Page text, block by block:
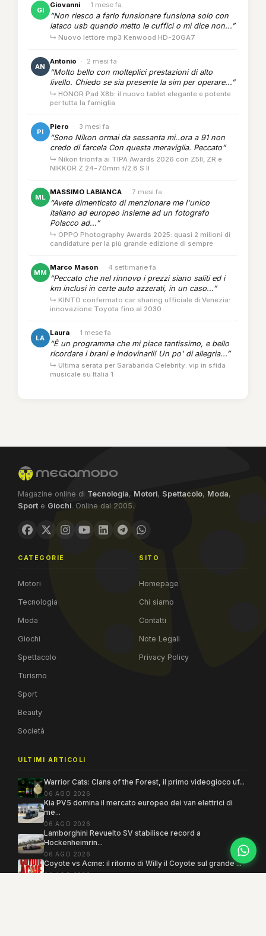
GI
Giovanni · 1 mese fa
“Non riesco a farlo funsionare funsiona solo con
lataco usb quando metto le cuffici o mi dice non...”
↳ Nuovo lettore mp3 Kenwood HD-20GA7
AN
Antonio · 2 mesi fa
“Molto bello con molteplici prestazioni di alto
livello. Chiedo se sia presente la sim per operare...”
↳ HONOR Pad X8b: il nuovo tablet elegante e potente
per tutta la famiglia
PI
Piero · 3 mesi fa
“Sono Nikon ormai da sessanta mi..ora a 91 non
credo di farcela Con questa meraviglia. Peccato”
↳ Nikon trionfa ai TIPA Awards 2026 con Z5II, ZR e
NIKKOR Z 24-70mm f/2.8 S II
ML
MASSIMO LABIANCA · 7 mesi fa
“Avete dimenticato di menzionare me l'unico
italiano ad europeo insieme ad un fotografo
Polacco ad...”
↳ OPPO Photography Awards 2025: quasi 2 milioni di
candidature per la più grande edizione di sempre
MM
Marco Mason · 4 settimane fa
“Peccato che nel rinnovo i prezzi siano saliti ed i
km inclusi in certe auto azzerati, in un caso...”
↳ KINTO confermato car sharing ufficiale di Venezia:
innovazione Toyota fino al 2030
LA
Laura · 1 mese fa
“È un programma che mi piace tantissimo, e bello
ricordare i brani e indovinarli! Un po' di allegria...”
↳ Ultima serata per Sarabanda Celebrity: vip in sfida
musicale su Italia 1
Magazine online di Tecnologia, Motori, Spettacolo, Moda,
Sport e Giochi. Online dal 2005.
CATEGORIE
Motori
Tecnologia
Moda
Giochi
Spettacolo
Turismo
Sport
Beauty
Società
SITO
Homepage
Chi siamo
Contatti
Note Legali
Privacy Policy
ULTIMI ARTICOLI
Warrior Cats: Clans of the Forest, il primo videogioco uf...
06 AGO 2026
Kia PV5 domina il mercato europeo dei van elettrici di
me...
06 AGO 2026
Lamborghini Revuelto SV stabilisce record a
Hockenheimrin...
06 AGO 2026
Coyote vs Acme: il ritorno di Willy il Coyote sul grande ...
06 AGO 2026